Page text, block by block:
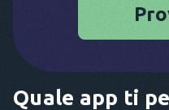
Quale app ti